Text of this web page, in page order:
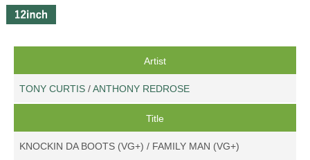
Artist
TONY CURTIS /ANTHONY REDROSE
Title
KNOCKIN DA BOOTS (VG+) / FAMILY MAN (VG+)